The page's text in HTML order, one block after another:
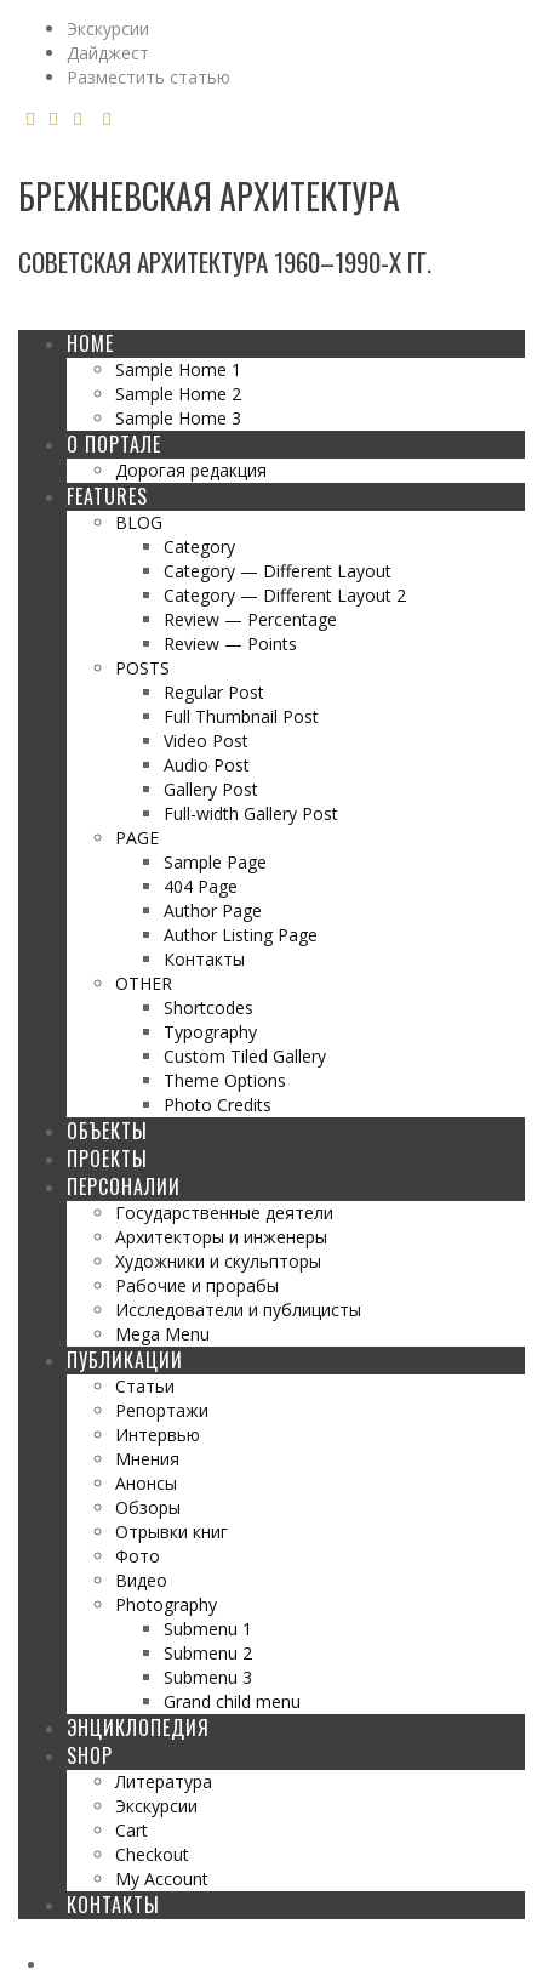
Экскурсии
Дайджест
Разместить статью
БРЕЖНЕВСКАЯ АРХИТЕКТУРА
СОВЕТСКАЯ АРХИТЕКТУРА 1960–1990-Х ГГ.
HOME
Sample Home 1
Sample Home 2
Sample Home 3
О ПОРТАЛЕ
Дорогая редакция
FEATURES
BLOG
Category
Category — Different Layout
Category — Different Layout 2
Review — Percentage
Review — Points
POSTS
Regular Post
Full Thumbnail Post
Video Post
Audio Post
Gallery Post
Full-width Gallery Post
PAGE
Sample Page
404 Page
Author Page
Author Listing Page
Контакты
OTHER
Shortcodes
Typography
Custom Tiled Gallery
Theme Options
Photo Credits
ОБЪЕКТЫ
ПРОЕКТЫ
ПЕРСОНАЛИИ
Государственные деятели
Архитекторы и инженеры
Художники и скульпторы
Рабочие и прорабы
Исследователи и публицисты
Mega Menu
ПУБЛИКАЦИИ
Статьи
Репортажи
Интервью
Мнения
Анонсы
Обзоры
Отрывки книг
Фото
Видео
Photography
Submenu 1
Submenu 2
Submenu 3
Grand child menu
ЭНЦИКЛОПЕДИЯ
SHOP
Литература
Экскурсии
Cart
Checkout
My Account
КОНТАКТЫ